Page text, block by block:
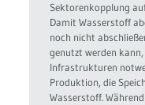
Sektorenkopplung
Damit Wasserstoff
noch nicht
genutzt werden
Infrastrukturen
Produktion, die
Wasserstoff.